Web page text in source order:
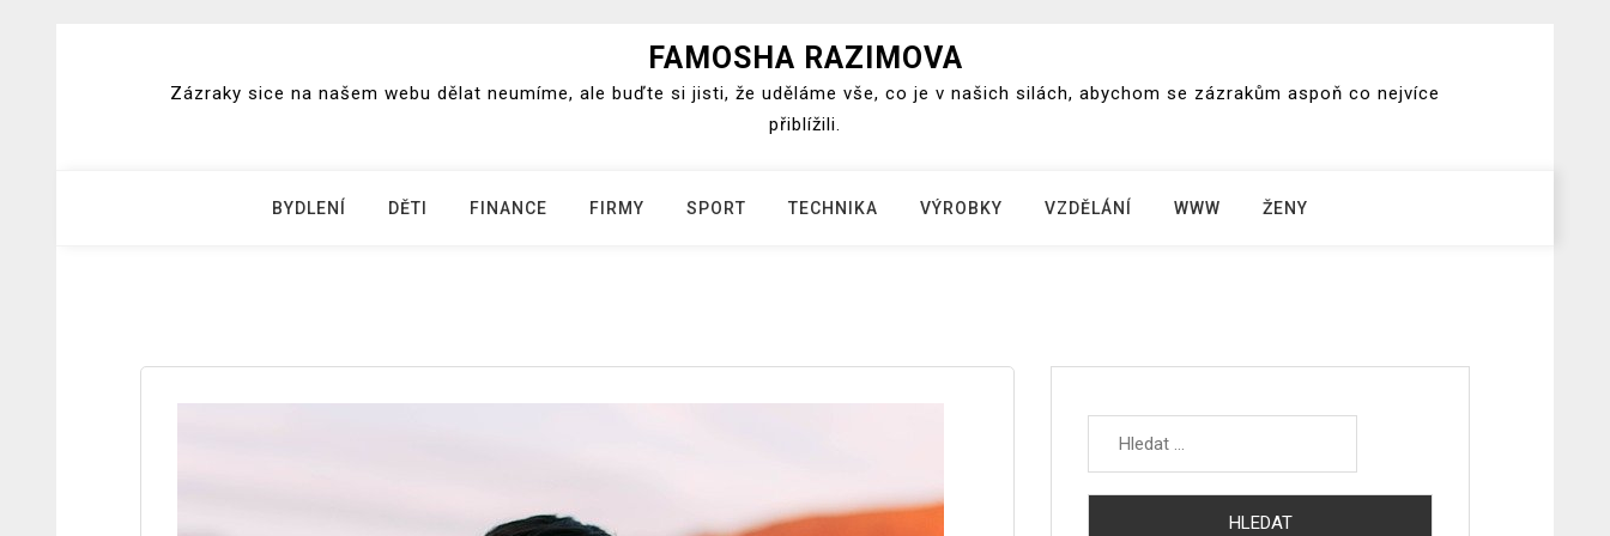
FAMOSHA RAZIMOVA
Zázraky sice na našem webu dělat neumíme, ale buďte si jisti, že uděláme vše, co je v našich silách, abychom se zázrakům aspoň co nejvíce
přiblížili.
BYDLENÍ DĚTI FINANCE FIRMY SPORT TECHNIKA VÝROBKY VZDĚLÁNÍ WWW ŽENY
Vyhledávání